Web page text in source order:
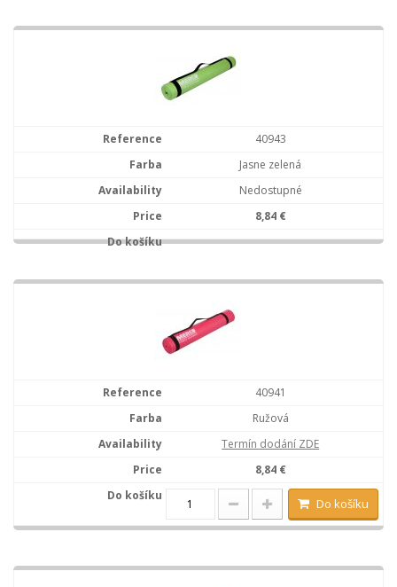
40943
Jasne zelená
Nedostupné
8,84 €
40941
Ružová
Termín dodání ZDE
8,84 €
Do košíku